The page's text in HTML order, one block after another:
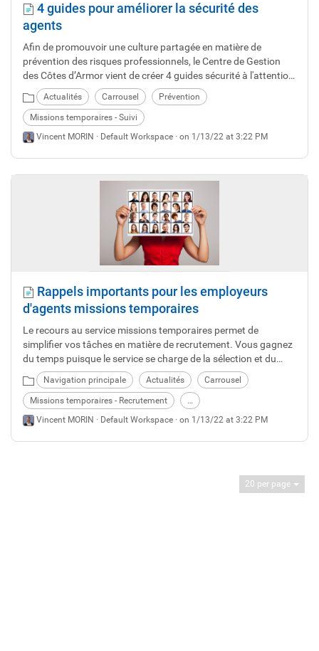
4 guides pour améliorer la sécurité des
agents
Afin de promouvoir une culture partagée en matière de
prévention des risques professionnels, le Centre de Gestion
des Côtes d’Armor vient de créer 4 guides sécurité à l'attention
des professionnels des espaces verts, de l'aide et des soins à
domicile, des aide-soignant en EHPAD et des agents
techniques polyvalent. Ils ont également été adaptés à
l'attention des personnels mis à disposition des collectivités
par le service des missions temporaires. Ceci afin d'exercer
leur mission en sécurité.
Actualités Carrousel Prévention
Missions temporaires - Suivi
Vincent MORIN · Default Workspace · on 1/13/22 at 3:22 PM
Rappels importants pour les employeurs
d'agents missions temporaires
Le recours au service missions temporaires permet de
simplifier vos tâches en matière de recrutement. Vous gagnez
du temps puisque le service se charge de la sélection et du
recrutement, de la gestion intégrale du contrat et de l’éventuel
absentéisme, de l’établissement de la paie, de la gestion de la
fin de contrat. Il est important de rappeler quelques éléments
en ce début 2017.
Navigation principale Actualités Carrousel
Missions temporaires - Recrutement
…
Vincent MORIN · Default Workspace · on 1/13/22 at 3:22 PM
20 per page